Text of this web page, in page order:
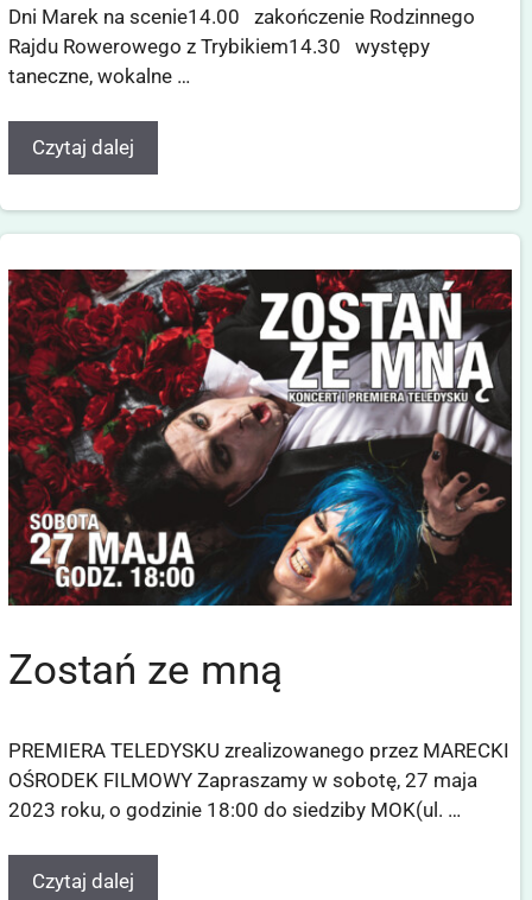
Dni Marek na scenie14.00 zakończenie Rodzinnego
Rajdu Rowerowego z Trybikiem14.30 występy
taneczne, wokalne …
Czytaj dalej
Zostań ze mną
PREMIERA TELEDYSKU zrealizowanego przez MARECKI
OŚRODEK FILMOWY Zapraszamy w sobotę, 27 maja
2023 roku, o godzinie 18:00 do siedziby MOK(ul. …
Czytaj dalej